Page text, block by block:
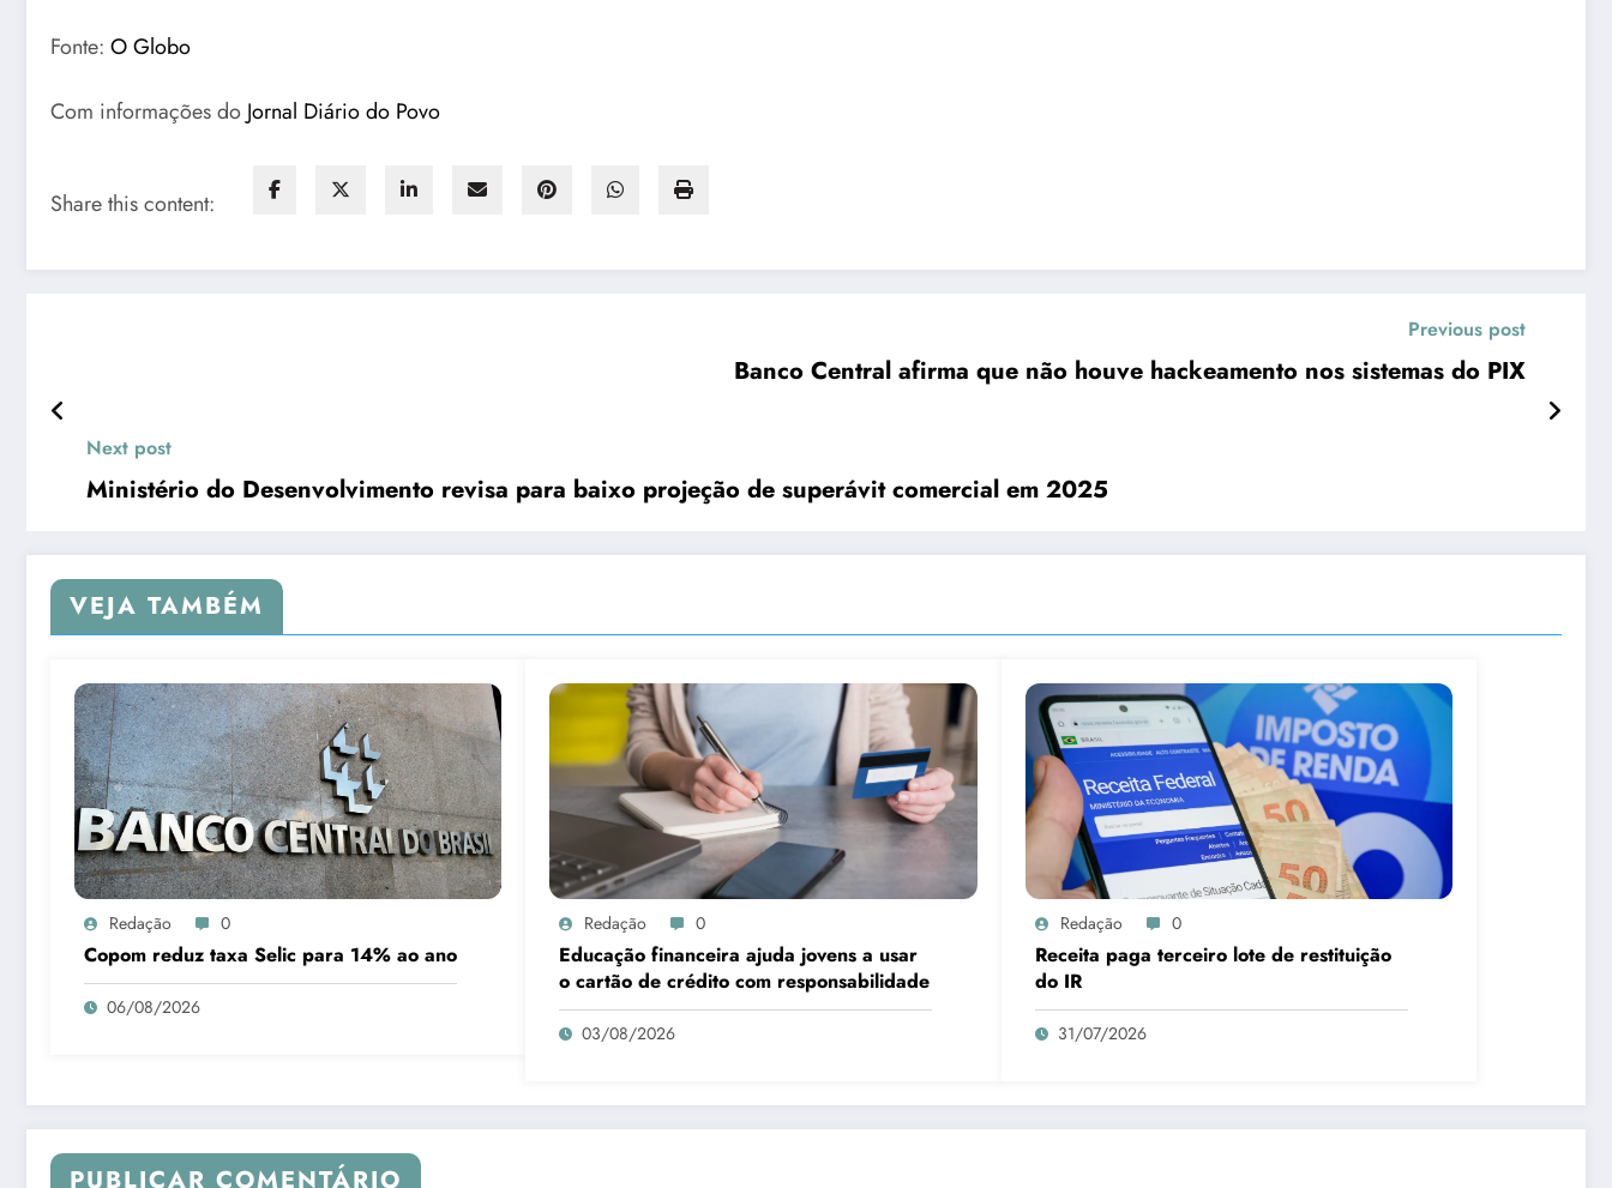
Fonte: O Globo
Com informações do Jornal Diário do Povo
Share this content:
Previous post
Banco Central afirma que não houve hackeamento nos sistemas do PIX
Next post
Ministério do Desenvolvimento revisa para baixo projeção de superávit comercial em 2025
VEJA TAMBÉM
Redação 0
Copom reduz taxa Selic para 14% ao ano
06/08/2026
Redação 0
Educação financeira ajuda jovens a usar
o cartão de crédito com responsabilidade
03/08/2026
Redação 0
Receita paga terceiro lote de restituição
do IR
31/07/2026
PUBLICAR COMENTÁRIO